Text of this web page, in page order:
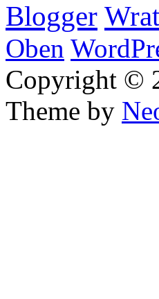
Blogger
Oben
Copyright ©
Theme by